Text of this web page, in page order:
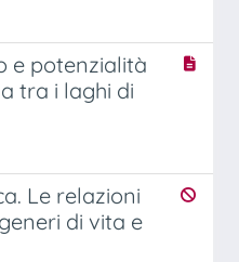
e potenzialità
tra i laghi di
Le relazioni
di vita e